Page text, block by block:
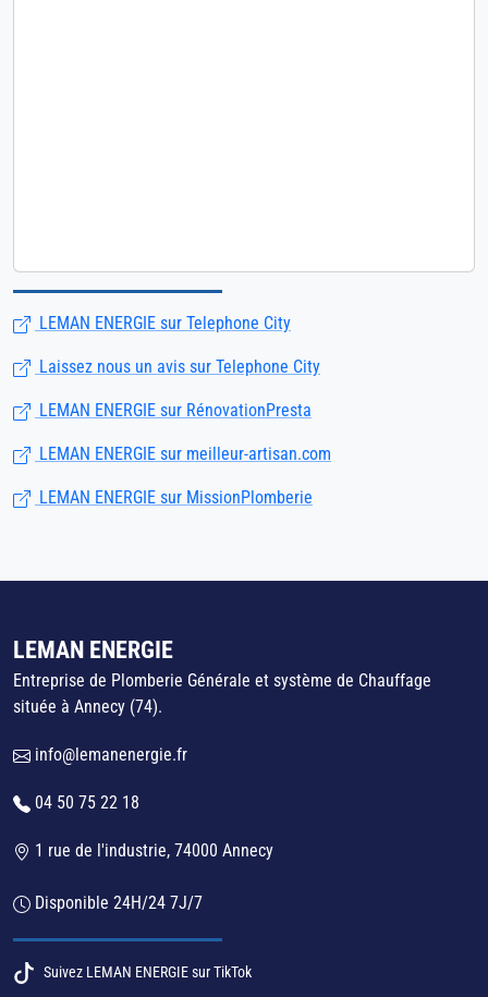
LEMAN ENERGIE sur Telephone City
Laissez nous un avis sur Telephone City
LEMAN ENERGIE sur RénovationPresta
LEMAN ENERGIE sur meilleur-artisan.com
LEMAN ENERGIE sur MissionPlomberie
LEMAN ENERGIE
Entreprise de Plomberie Générale et système de Chauffage
située à Annecy (74).
info@lemanenergie.fr
04 50 75 22 18
1 rue de l'industrie, 74000 Annecy
Disponible 24H/24 7J/7
Suivez LEMAN ENERGIE sur TikTok